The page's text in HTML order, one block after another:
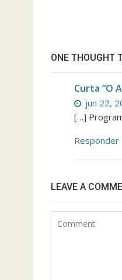
ONE THOUGHT
Curta “O
jun 22,
[…]
Responder
LEAVE A